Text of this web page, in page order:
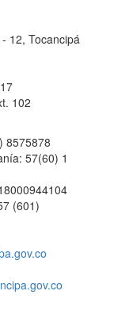
12, Tocancipá
102
8575878
57(60) 1
(601)